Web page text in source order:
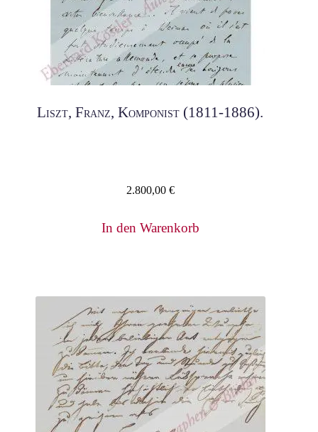
Liszt, Franz, Komponist (1811-1886).
2.800,00 €
In den Warenkorb